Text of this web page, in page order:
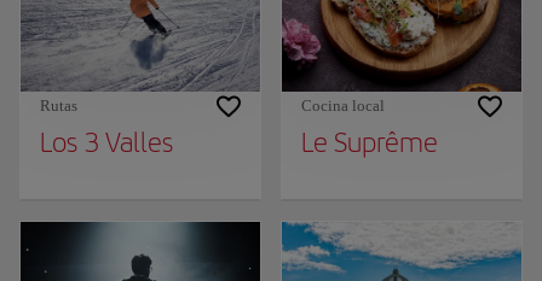
Rutas
Los 3 Valles
Cocina local
Le Suprême